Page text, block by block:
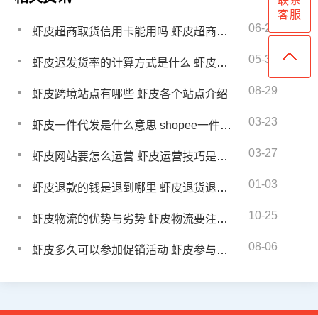
虾皮超商取货信用卡能用吗 虾皮超商取货有哪些要求 06-27
虾皮迟发货率的计算方式是什么 虾皮怎么降低迟发货率 05-30
虾皮跨境站点有哪些 虾皮各个站点介绍 08-29
虾皮一件代发是什么意思 shopee一件代发操作流程 03-23
虾皮网站要怎么运营 虾皮运营技巧是什么 03-27
虾皮退款的钱是退到哪里 虾皮退货退款要怎么处理 01-03
虾皮物流的优势与劣势 虾皮物流要注意什么事项 10-25
虾皮多久可以参加促销活动 虾皮参与促销准备什么 08-06
客服